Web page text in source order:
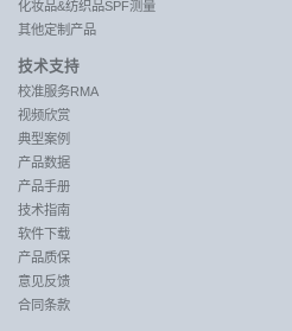
化妆品&纺织品SPF测量
其他定制产品
技术支持
校准服务RMA
视频欣赏
典型案例
产品数据
产品手册
技术指南
软件下载
产品质保
意见反馈
合同条款